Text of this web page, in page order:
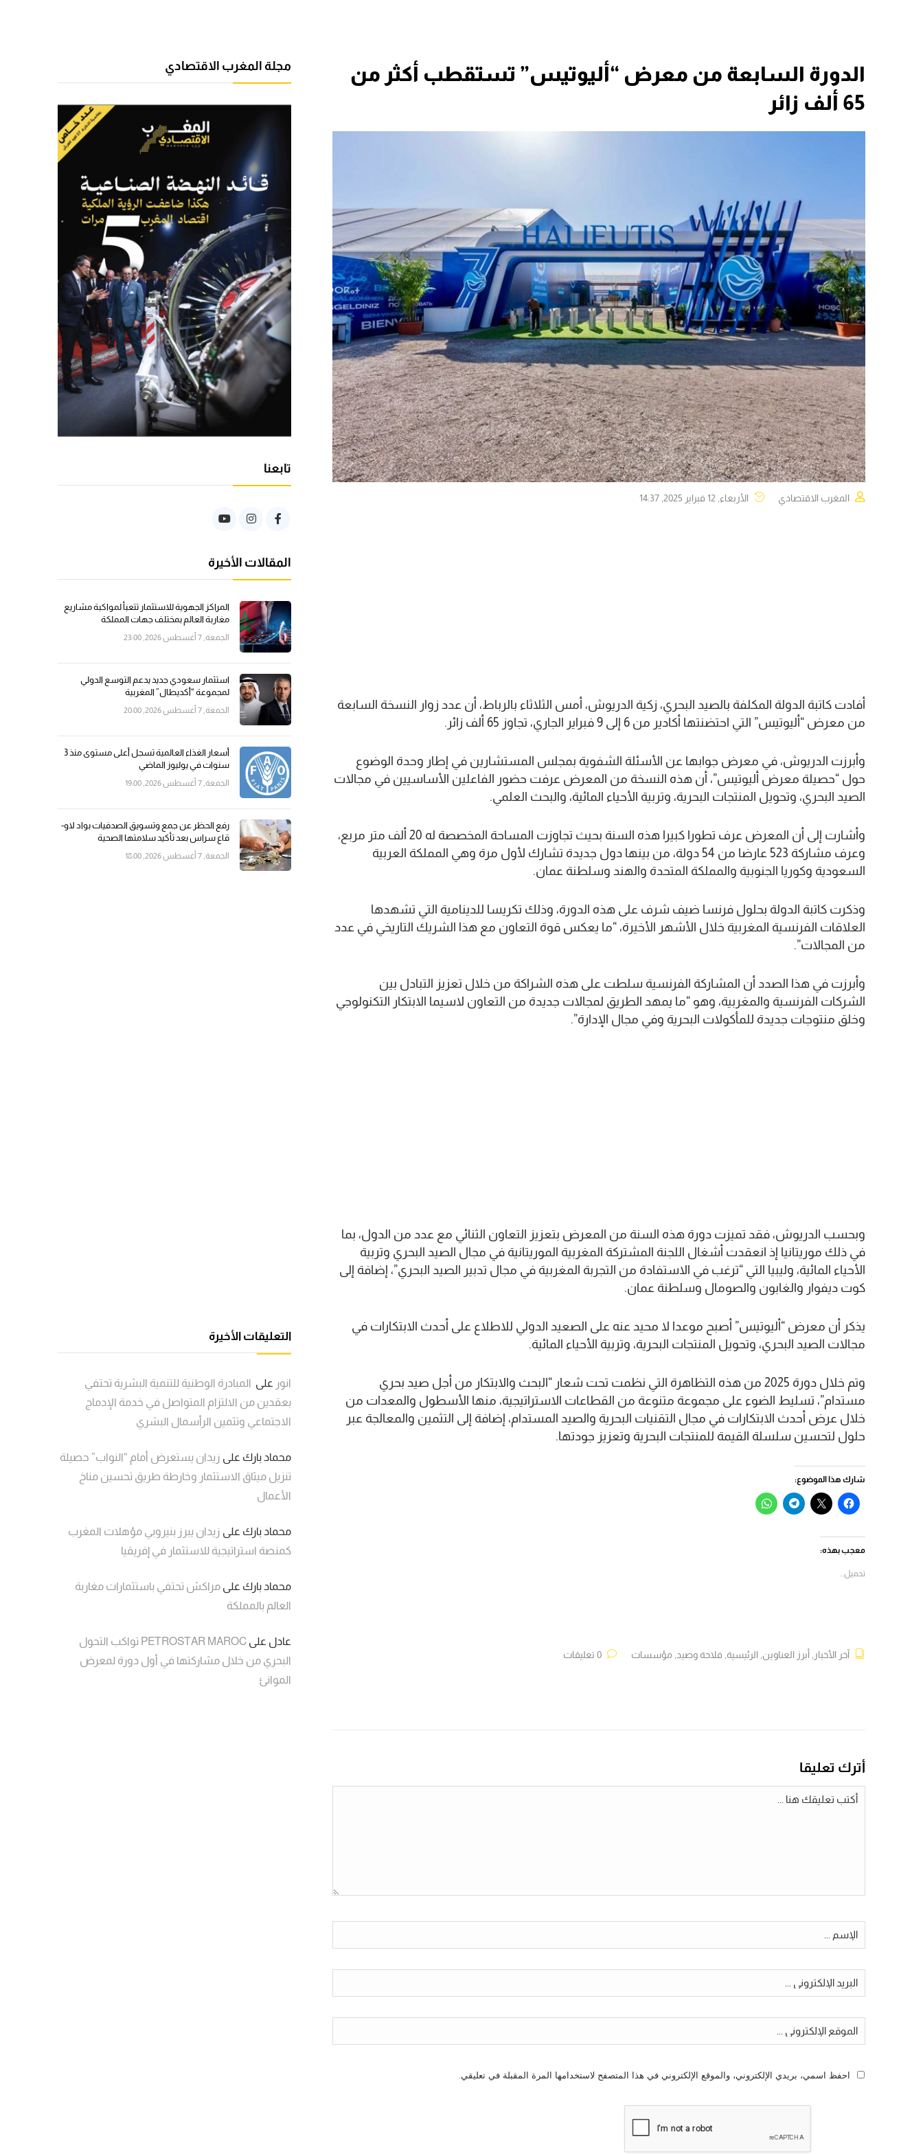
الدورة السابعة من معرض “أليوتيس” تستقطب أكثر من
65 ألف زائر
المغرب الاقتصادي الأربعاء, 12 فبراير 2025, 14:37
أفادت كاتبة الدولة المكلفة بالصيد البحري، زكية الدريوش، أمس الثلاثاء بالرباط، أن عدد زوار النسخة السابعة
من معرض “أليوتيس” التي احتضنتها أكادير من 6 إلى 9 فبراير الجاري، تجاوز 65 ألف زائر.
وأبرزت الدريوش، في معرض جوابها عن الأسئلة الشفوية بمجلس المستشارين في إطار وحدة الوضوع
حول “حصيلة معرض أليوتيس”، أن هذه النسخة من المعرض عرفت حضور الفاعلين الأساسيين في مجالات
الصيد البحري، وتحويل المنتجات البحرية، وتربية الأحياء المائية، والبحث العلمي.
وأشارت إلى أن المعرض عرف تطورا كبيرا هذه السنة بحيث تجاوزت المساحة المخصصة له 20 ألف متر مربع،
وعرف مشاركة 523 عارضا من 54 دولة، من بينها دول جديدة تشارك لأول مرة وهي المملكة العربية
السعودية وكوريا الجنوبية والمملكة المتحدة والهند وسلطنة عمان.
وذكرت كاتبة الدولة بحلول فرنسا ضيف شرف على هذه الدورة، وذلك تكريسا للدينامية التي تشهدها
العلاقات الفرنسية المغربية خلال الأشهر الأخيرة، “ما يعكس قوة التعاون مع هذا الشريك التاريخي في عدد
من المجالات”.
وأبرزت في هذا الصدد أن المشاركة الفرنسية سلطت على هذه الشراكة من خلال تعزيز التبادل بين
الشركات الفرنسية والمغربية، وهو “ما يمهد الطريق لمجالات جديدة من التعاون لاسيما الابتكار التكنولوجي
وخلق منتوجات جديدة للمأكولات البحرية وفي مجال الإدارة”.
وبحسب الدريوش، فقد تميزت دورة هذه السنة من المعرض بتعزيز التعاون الثنائي مع عدد من الدول، بما
في ذلك موريتانيا إذ انعقدت أشغال اللجنة المشتركة المغربية الموريتانية في مجال الصيد البحري وتربية
الأحياء المائية، وليبيا التي “ترغب في الاستفادة من التجربة المغربية في مجال تدبير الصيد البحري”، إضافة إلى
كوت ديفوار والغابون والصومال وسلطنة عمان.
يذكر أن معرض “أليوتيس” أصبح موعدا لا محيد عنه على الصعيد الدولي للاطلاع على أحدث الابتكارات في
مجالات الصيد البحري، وتحويل المنتجات البحرية، وتربية الأحياء المائية.
وتم خلال دورة 2025 من هذه التظاهرة التي نظمت تحت شعار “البحث والابتكار من أجل صيد بحري
مستدام”، تسليط الضوء على مجموعة متنوعة من القطاعات الاستراتيجية، منها الأسطول والمعدات من
خلال عرض أحدث الابتكارات في مجال التقنيات البحرية والصيد المستدام، إضافة إلى التثمين والمعالجة عبر
حلول لتحسين سلسلة القيمة للمنتجات البحرية وتعزيز جودتها.
شارك هذا الموضوع:
انقر
للمشاركة
(فتح
في
نافذة
النقر
للمشاركة
انقر
للمشاركة
انقر
للمشاركة
معجب بهذه:
تحميل...
آخر الأخبار أبرز العناوين الرئيسية فلاحة وصيد مؤسسات
أترك تعليقا
احفظ اسمي، بريدي الإلكتروني، والموقع الإلكتروني في هذا المتصفح لاستخدامها المرة المقبلة في تعليقي.
مجلة المغرب الاقتصادي
تابعنا
المقالات الأخيرة
المراكز الجهوية للاستثمار تتعبأ لمواكبة مشاريع
مغاربة العالم بمختلف جهات المملكة
الجمعة, 7 أغسطس 2026, 23:00
استثمار سعودي جديد يدعم التوسع الدولي
لمجموعة “أكديطال” المغربية
الجمعة, 7 أغسطس 2026, 20:00
أسعار الغذاء العالمية تسجل أعلى مستوى منذ 3
سنوات في يوليوز الماضي
الجمعة, 7 أغسطس 2026, 19:00
رفع الحظر عن جمع وتسويق الصدفيات بواد لاو-
قاع سراس بعد تأكيد سلامتها الصحية
الجمعة, 7 أغسطس 2026, 18:00
التعليقات الأخيرة
انور على المبادرة الوطنية للتنمية البشرية تحتفي
بعقدين من الالتزام المتواصل في خدمة الإدماج
الاجتماعي وتثمين الرأسمال البشري
محماد بارك على زيدان يستعرض أمام “النواب” حصيلة
تنزيل ميثاق الاستثمار وخارطة طريق تحسين مناخ
الأعمال
محماد بارك على زيدان يبرز بنيروبي مؤهلات المغرب
كمنصة استراتيجية للاستثمار في إفريقيا
محماد بارك على مراكش تحتفي باستثمارات مغاربة
العالم بالمملكة
عادل على
PETROSTAR MAROC تواكب التحول
البحري من خلال مشاركتها في أول دورة لمعرض
الموانئ